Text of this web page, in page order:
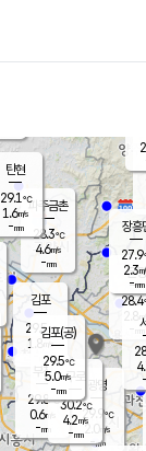
파주금촌
28.3℃
4.6m/s
-mm
탄현
29.1℃
1.6m/s
-mm
김포
29.5℃
1.8 m/s
mm
광명
29.9 ℃
2.0 m/s
-mm
부천
29.8℃
0.6m/s
-mm
구로
30.2℃
4.2m/s
-mm
은평
28.4
2.8
- mm
장흥
27.9
2.3
-mm
김포(공)
29.5℃
5.0m/s
-mm
-